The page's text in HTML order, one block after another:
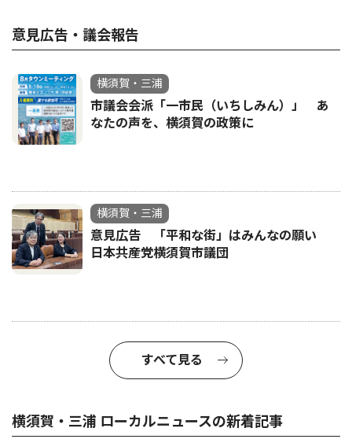
意見広告・議会報告
横須賀・三浦
市議会会派「一市民（いちしみん）」 あ
なたの声を、横須賀の政策に
横須賀・三浦
意見広告 「平和な街」はみんなの願い
日本共産党横須賀市議団
すべて見る
横須賀・三浦 ローカルニュースの新着記事